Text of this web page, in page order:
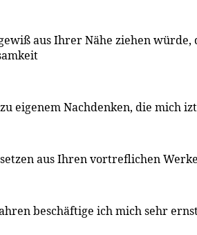
aus Ihrer Nähe ziehen würde,
eigenem Nachdenken, die mich
aus Ihren vortreflichen
beschäftige ich mich sehr